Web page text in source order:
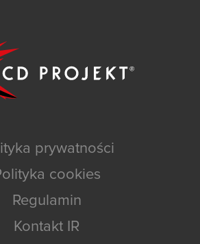
prywatności
cookies
Regulamin
Kontakt IR